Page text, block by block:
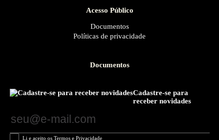
Acesso Público
Documentos
Políticas de privacidade
Documentos
Cadastre-se para
receber novidades
Li e aceito os Termos e Privacidade